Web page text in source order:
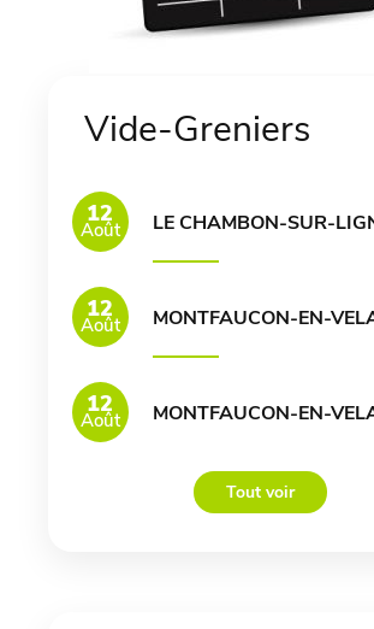
Vide-Greniers
12
Août LE CHAMBON-SUR-
12
Août MONTFAUCON-EN-
12
Août MONTFAUCON-EN-
Tout voir